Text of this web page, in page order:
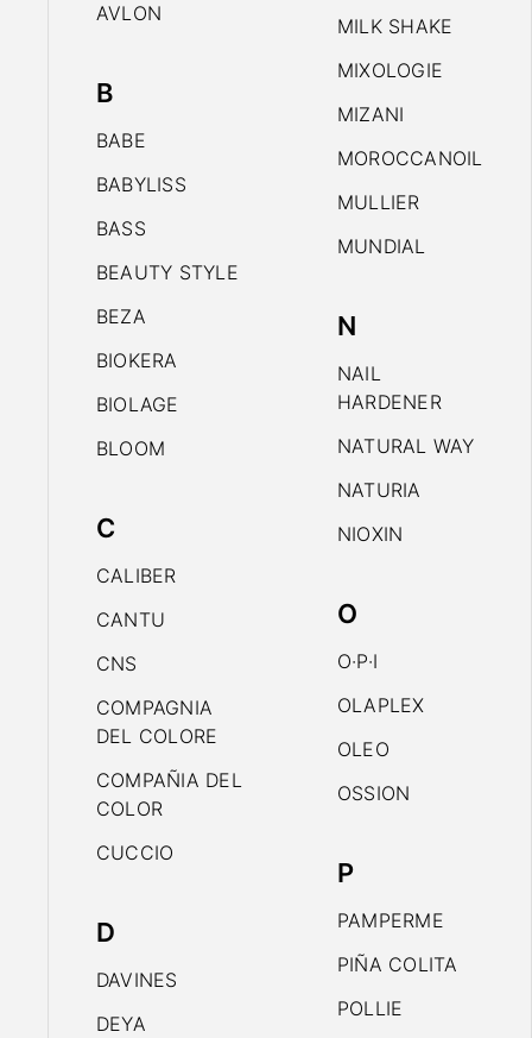
AVLON
B
BABE
BABYLISS
BASS
BEAUTY STYLE
BEZA
BIOKERA
BIOLAGE
BLOOM
C
CALIBER
CANTU
CNS
COMPAGNIA
DEL COLORE
COMPAÑIA DEL
COLOR
CUCCIO
D
DAVINES
DEYA
MILK SHAKE
MIXOLOGIE
MIZANI
MOROCCANOIL
MULLIER
MUNDIAL
N
NAIL
HARDENER
NATURAL WAY
NATURIA
NIOXIN
O
O·P·I
OLAPLEX
OLEO
OSSION
P
PAMPERME
PIÑA COLITA
POLLIE